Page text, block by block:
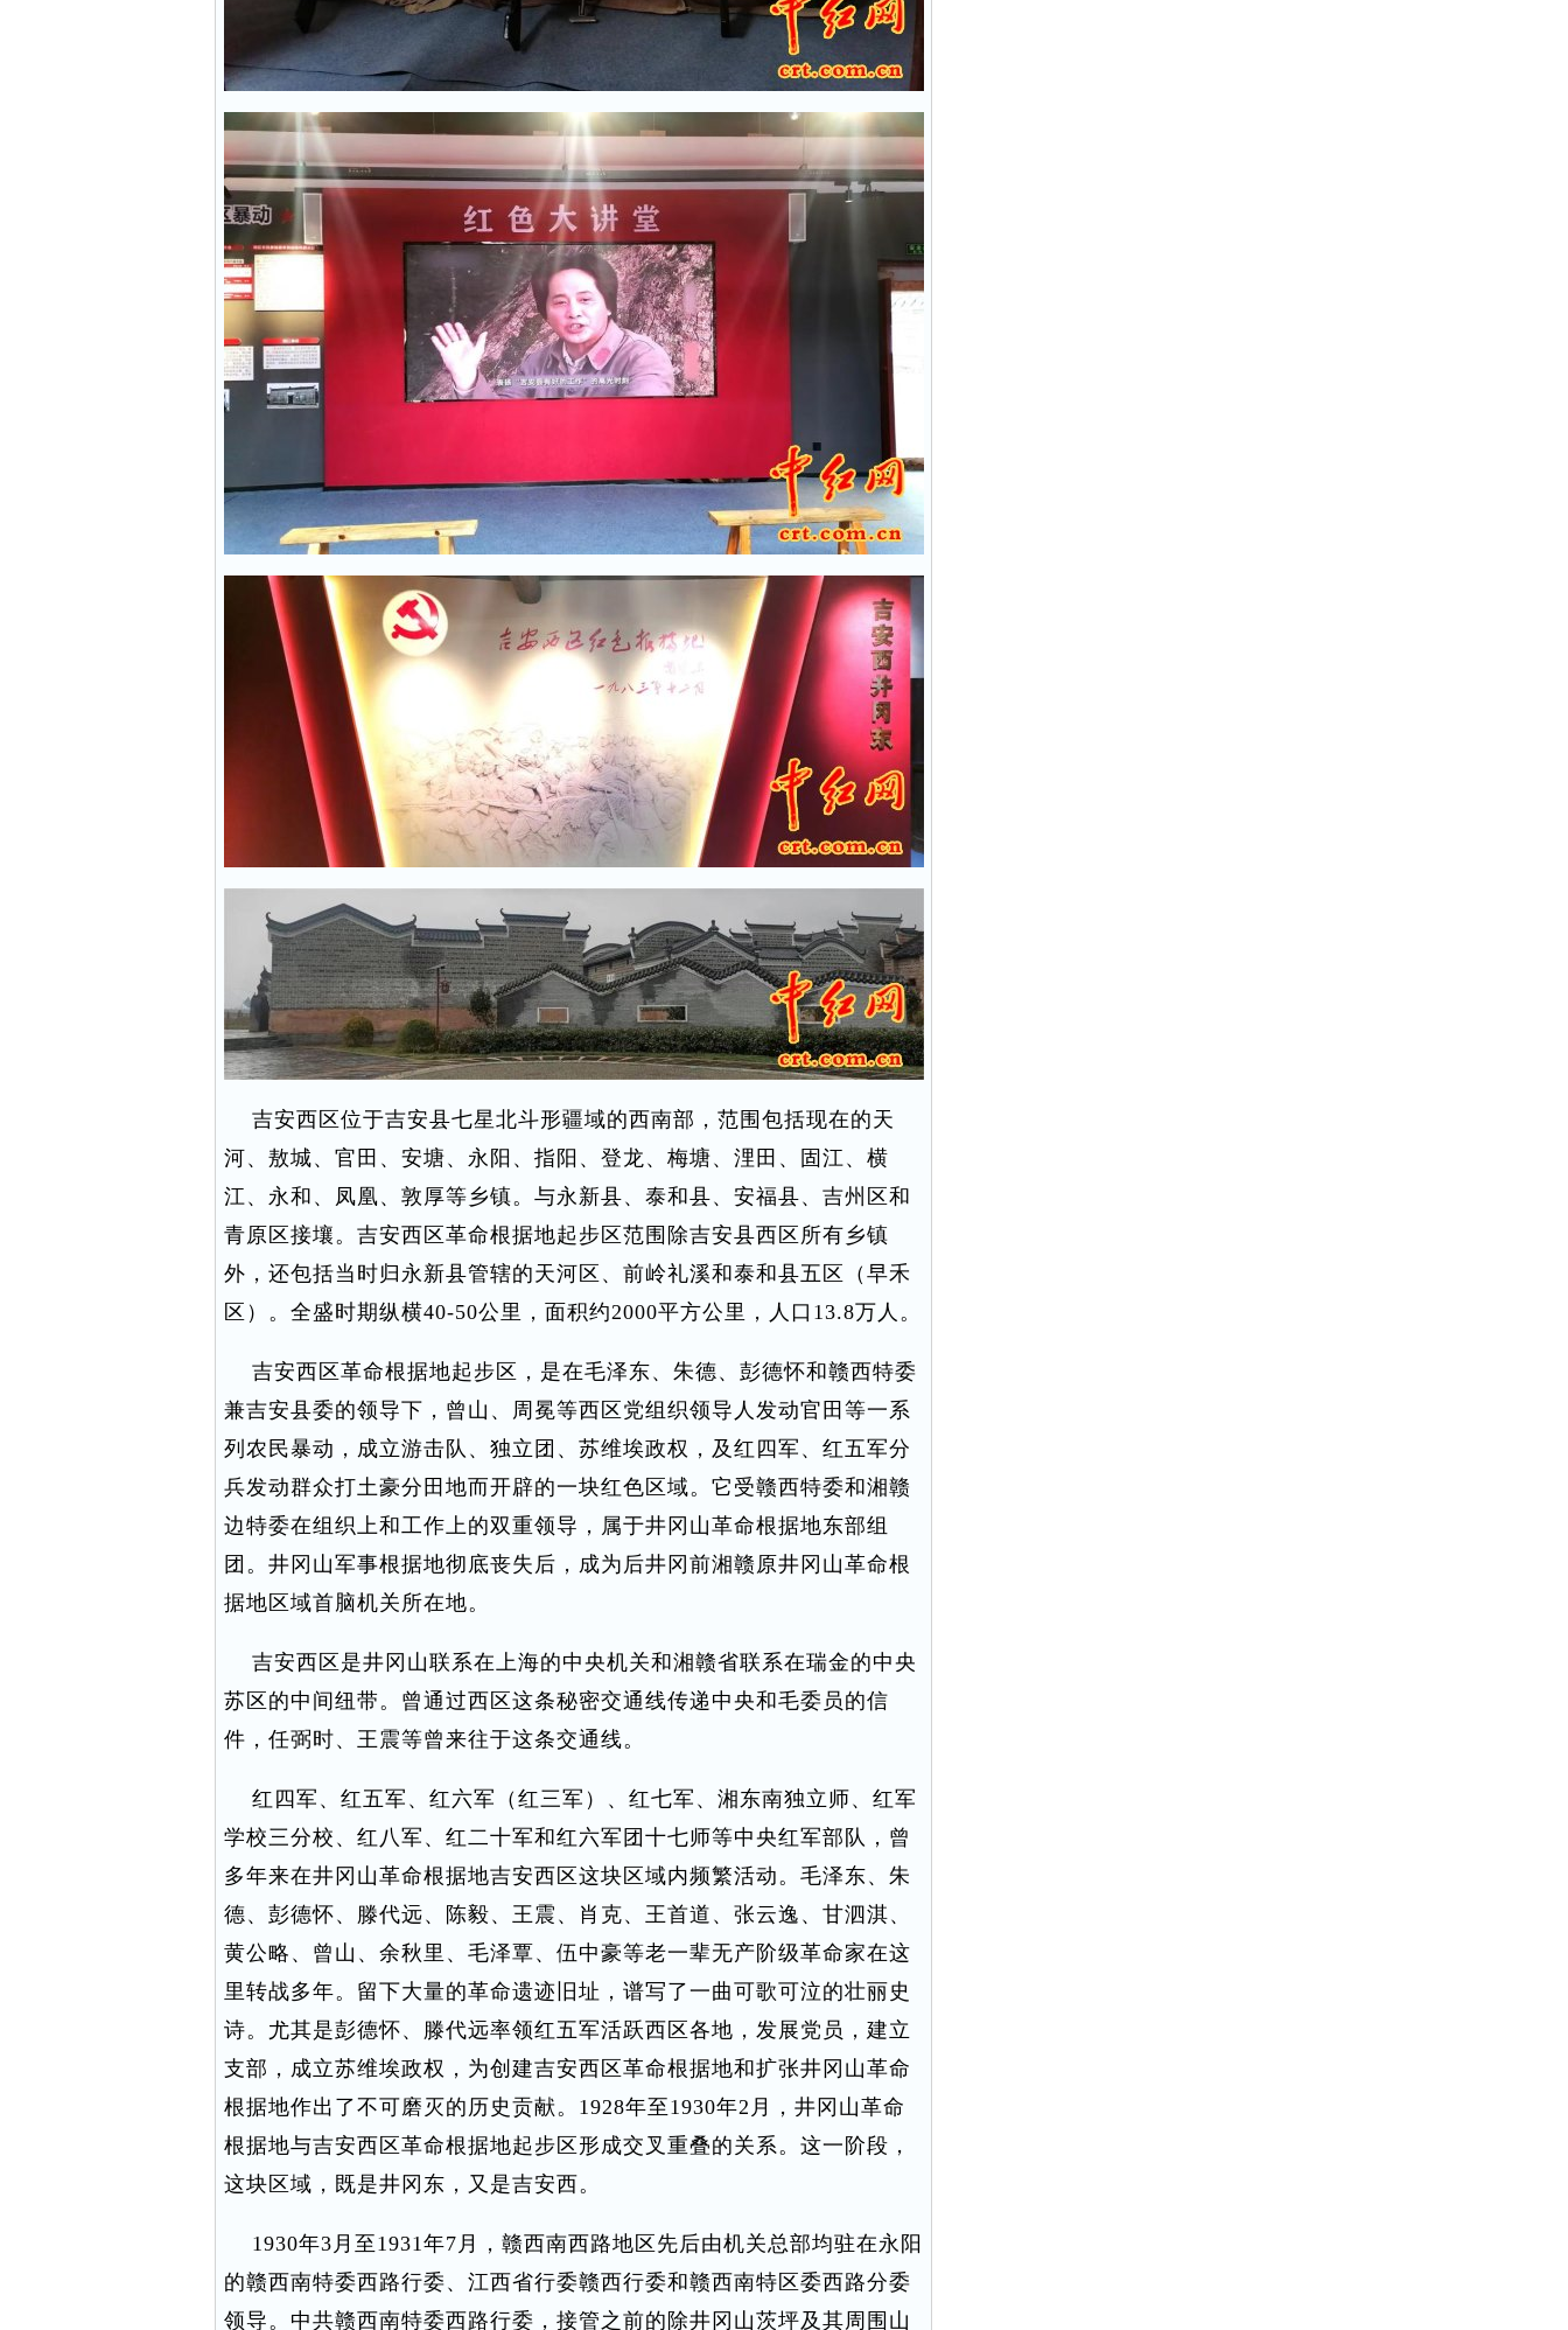
吉安西区位于吉安县七星北斗形疆域的西南部，范围包括现在的天
河、敖城、官田、安塘、永阳、指阳、登龙、梅塘、浬田、固江、横
江、永和、凤凰、敦厚等乡镇。与永新县、泰和县、安福县、吉州区和
青原区接壤。吉安西区革命根据地起步区范围除吉安县西区所有乡镇
外，还包括当时归永新县管辖的天河区、前岭礼溪和泰和县五区（早禾
区）。全盛时期纵横40-50公里，面积约2000平方公里，人口13.8万人。
吉安西区革命根据地起步区，是在毛泽东、朱德、彭德怀和赣西特委
兼吉安县委的领导下，曾山、周冕等西区党组织领导人发动官田等一系
列农民暴动，成立游击队、独立团、苏维埃政权，及红四军、红五军分
兵发动群众打土豪分田地而开辟的一块红色区域。它受赣西特委和湘赣
边特委在组织上和工作上的双重领导，属于井冈山革命根据地东部组
团。井冈山军事根据地彻底丧失后，成为后井冈前湘赣原井冈山革命根
据地区域首脑机关所在地。
吉安西区是井冈山联系在上海的中央机关和湘赣省联系在瑞金的中央
苏区的中间纽带。曾通过西区这条秘密交通线传递中央和毛委员的信
件，任弼时、王震等曾来往于这条交通线。
红四军、红五军、红六军（红三军）、红七军、湘东南独立师、红军
学校三分校、红八军、红二十军和红六军团十七师等中央红军部队，曾
多年来在井冈山革命根据地吉安西区这块区域内频繁活动。毛泽东、朱
德、彭德怀、滕代远、陈毅、王震、肖克、王首道、张云逸、甘泗淇、
黄公略、曾山、余秋里、毛泽覃、伍中豪等老一辈无产阶级革命家在这
里转战多年。留下大量的革命遗迹旧址，谱写了一曲可歌可泣的壮丽史
诗。尤其是彭德怀、滕代远率领红五军活跃西区各地，发展党员，建立
支部，成立苏维埃政权，为创建吉安西区革命根据地和扩张井冈山革命
根据地作出了不可磨灭的历史贡献。1928年至1930年2月，井冈山革命
根据地与吉安西区革命根据地起步区形成交叉重叠的关系。这一阶段，
这块区域，既是井冈东，又是吉安西。
1930年3月至1931年7月，赣西南西路地区先后由机关总部均驻在永阳
的赣西南特委西路行委、江西省行委赣西行委和赣西南特区委西路分委
领导。中共赣西南特委西路行委，接管之前的除井冈山茨坪及其周围山